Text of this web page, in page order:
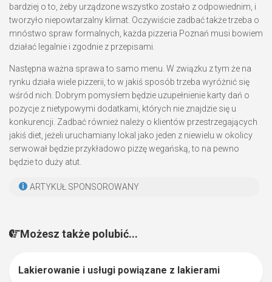
bardziej o to, żeby urządzone wszystko zostało z odpowiednim, i
tworzyło niepowtarzalny klimat. Oczywiście zadbać także trzeba o
mnóstwo spraw formalnych, każda pizzeria Poznań musi bowiem
działać legalnie i zgodnie z przepisami.
Następna ważna sprawa to samo menu. W związku z tym że na
rynku działa wiele pizzerii, to w jakiś sposób trzeba wyróżnić się
wśród nich. Dobrym pomysłem będzie uzupełnienie karty dań o
pozycje z nietypowymi dodatkami, których nie znajdzie się u
konkurencji. Zadbać również należy o klientów przestrzegających
jakiś diet, jeżeli uruchamiany lokal jako jeden z niewielu w okolicy
serwował będzie przykładowo pizzę wegańską, to na pewno
będzie to duży atut.
ARTYKUŁ SPONSOROWANY
Możesz także polubić...
Lakierowanie i usługi powiązane z lakierami